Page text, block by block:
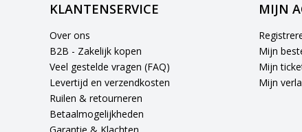
KLANTENSERVICE
Over ons
B2B - Zakelijk kopen
Veel gestelde vragen (FAQ)
Levertijd en verzendkosten
Ruilen & retourneren
Betaalmogelijkheden
MIJN
Mijn
Mijn
Mijn